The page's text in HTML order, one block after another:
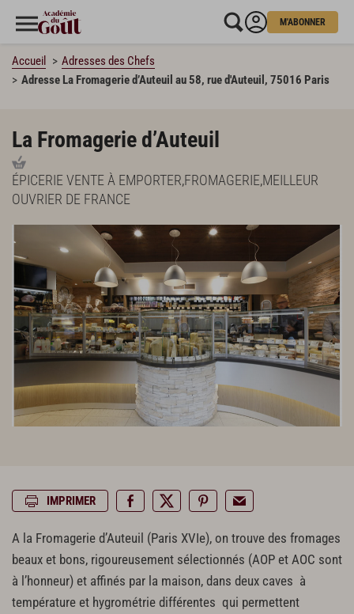
M'ABONNER
Accueil
Adresses des Chefs
Adresse La Fromagerie d’Auteuil au 58, rue d'Auteuil, 75016 Paris
La Fromagerie d’Auteuil
ÉPICERIE VENTE À EMPORTER,FROMAGERIE,MEILLEUR
OUVRIER DE FRANCE
IMPRIMER
A la Fromagerie d’Auteuil (Paris XVIe), on trouve des fromages
beaux et bons, rigoureusement sélectionnés (AOP et AOC sont
à l’honneur) et affinés par la maison, dans deux caves à
température et hygrométrie différentes qui permettent